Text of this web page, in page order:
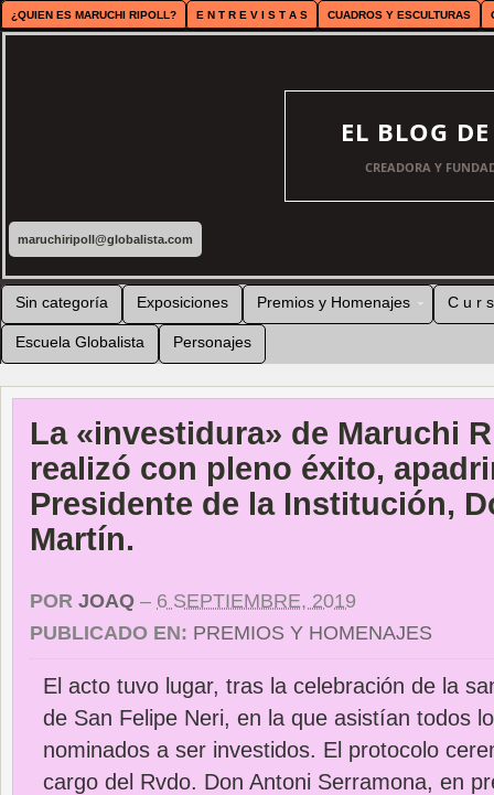
¿QUIEN ES MARUCHI RIPOLL? E N T R E V I S T A S CUADROS Y ESCULTURAS
EL BLOG
CREADORA Y
maruchiripoll@globalista.com
Sin categoría Exposiciones Premios y Homenajes C u r
Escuela Globalista Personajes
La «investidura» de Maruchi
realizó con pleno éxito,
Presidente de la Institución,
Martín.
POR JOAQ – 6 SEPTIEMBRE, 2019
PUBLICADO EN: PREMIOS Y HOMENAJES
El acto tuvo lugar, tras la celebración de la
de San Felipe Neri, en la que asistían todos
nominados a ser investidos. El protocolo
cargo del Rvdo. Don Antoni Serramona, en